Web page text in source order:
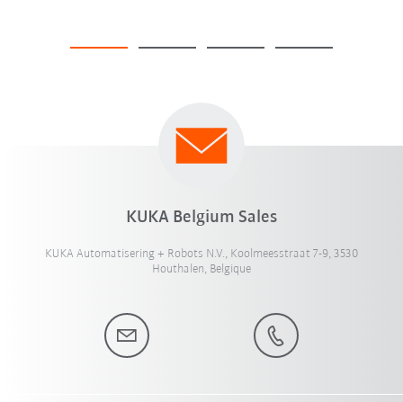
KUKA Belgium Sales
KUKA Automatisering + Robots N.V., Koolmeesstraat 7-9, 3530
Houthalen, Belgique